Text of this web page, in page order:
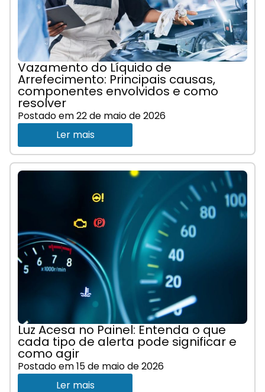
Vazamento do Líquido de
Arrefecimento: Principais causas,
componentes envolvidos e como
resolver
Postado em22 de maio de 2026
Ler mais
Luz Acesa no Painel: Entenda o que
cada tipo de alerta pode significar e
como agir
Postado em15 de maio de 2026
Ler mais